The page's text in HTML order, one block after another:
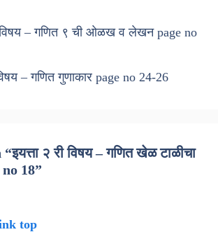
विषय – गणित ९ ची ओळख व लेखन page no
– गणित गुणाकार page no 24-26
२ री विषय – गणित खेळ टाळीचा
18”
top